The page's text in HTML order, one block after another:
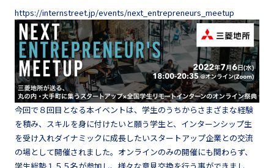
https://internstreet.jp/events/next_entrepreneurs_meetup
今回で８回目となる本イベントは、学生のうちからさまざまな経験
を積み、スキルを身に付けたいと願う学生と、インターンシップ生
を受け入れダイナミックに成長したいスタートアップ企業との交流
の場として開催されました。オンラインのみの開催にも関わらず、